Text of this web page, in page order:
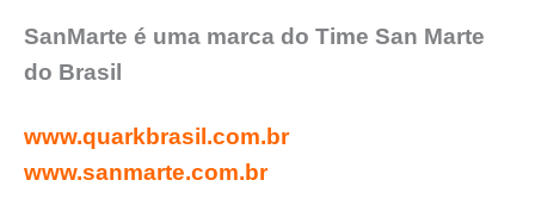
SanMarte é uma marca do Time San Marte
do Brasil
www.quarkbrasil.com.br
www.sanmarte.com.br